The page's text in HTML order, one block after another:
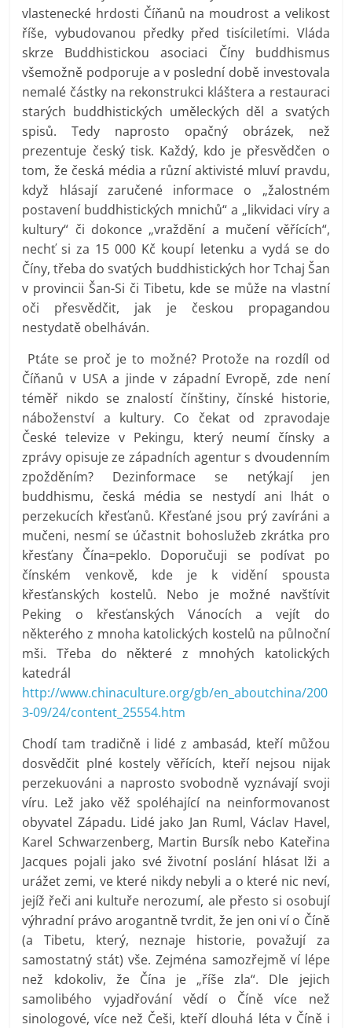
vlastenecké hrdosti Číňanů na moudrost a velikost
říše, vybudovanou předky před tisíciletími. Vláda
skrze Buddhistickou asociaci Číny buddhismus
všemožně podporuje a v poslední době investovala
nemalé částky na rekonstrukci kláštera a restauraci
starých buddhistických uměleckých děl a svatých
spisů. Tedy naprosto opačný obrázek, než
prezentuje český tisk. Každý, kdo je přesvědčen o
tom, že česká média a různí aktivisté mluví pravdu,
když hlásají zaručené informace o „žalostném
postavení buddhistických mnichů“ a „likvidaci víry a
kultury“ či dokonce „vraždění a mučení věřících“,
nechť si za 15 000 Kč koupí letenku a vydá se do
Číny, třeba do svatých buddhistických hor Tchaj Šan
v provincii Šan-Si či Tibetu, kde se může na vlastní
oči přesvědčit, jak je českou propagandou
nestydatě obelháván.
Ptáte se proč je to možné? Protože na rozdíl od
Číňanů v USA a jinde v západní Evropě, zde není
téměř nikdo se znalostí čínštiny, čínské historie,
náboženství a kultury. Co čekat od zpravodaje
České televize v Pekingu, který neumí čínsky a
zprávy opisuje ze západních agentur s dvoudenním
zpožděním? Dezinformace se netýkají jen
buddhismu, česká média se nestydí ani lhát o
perzekucích křesťanů. Křesťané jsou prý zavíráni a
mučeni, nesmí se účastnit bohoslužeb zkrátka pro
křesťany Čína=peklo. Doporučuji se podívat po
čínském venkově, kde je k vidění spousta
křesťanských kostelů. Nebo je možné navštívit
Peking o křesťanských Vánocích a vejít do
některého z mnoha katolických kostelů na půlnoční
mši. Třeba do některé z mnohých katolických
katedrál
http://www.chinaculture.org/gb/en_aboutchina/200
3-09/24/content_25554.htm
Chodí tam tradičně i lidé z ambasád, kteří můžou
dosvědčit plné kostely věřících, kteří nejsou nijak
perzekuováni a naprosto svobodně vyznávají svoji
víru. Lež jako věž spoléhající na neinformovanost
obyvatel Západu. Lidé jako Jan Ruml, Václav Havel,
Karel Schwarzenberg, Martin Bursík nebo Kateřina
Jacques pojali jako své životní poslání hlásat lži a
urážet zemi, ve které nikdy nebyli a o které nic neví,
jejíž řeči ani kultuře nerozumí, ale přesto si osobují
výhradní právo arogantně tvrdit, že jen oni ví o Číně
(a Tibetu, který, neznaje historie, považují za
samostatný stát) vše. Zejména samozřejmě ví lépe
než kdokoliv, že Čína je „říše zla“. Dle jejich
samolibého vyjadřování vědí o Číně více než
sinologové, více než Češi, kteří dlouhá léta v Číně i